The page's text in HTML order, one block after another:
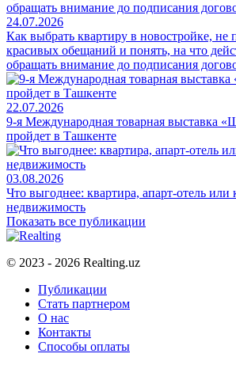
24.07.2026
Как выбрать квартиру в новостройке, не
красивых обещаний и понять, на что
обращать внимание до подписания
22.07.2026
9-я Международная товарная выставка
пройдет в Ташкенте
03.08.2026
Что выгоднее: квартира, апарт-отель или
недвижимость
Показать все публикации
© 2023 - 2026 Realting.uz
Публикации
Стать партнером
О нас
Контакты
Способы оплаты